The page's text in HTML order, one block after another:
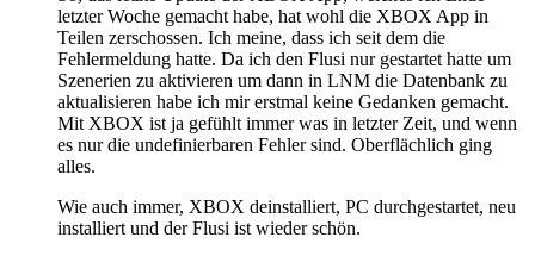
letzter Woche gemacht habe, hat wohl die XBOX App in
Teilen zerschossen. Ich meine, dass ich seit dem die
Fehlermeldung hatte. Da ich den Flusi nur gestartet hatte um
Szenerien zu aktivieren um dann in LNM die Datenbank zu
aktualisieren habe ich mir erstmal keine Gedanken gemacht.
Mit XBOX ist ja gefühlt immer was in letzter Zeit, und wenn
es nur die undefinierbaren Fehler sind. Oberflächlich ging
alles.
Wie auch immer, XBOX deinstalliert, PC durchgestartet, neu
installiert und der Flusi ist wieder schön.